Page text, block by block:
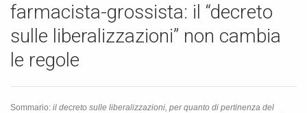
farmacista-grossista: il “decreto
sulle liberalizzazioni” non cambia
le regole
Sommario: il decreto sulle liberalizzazioni, per quanto di pertinenza del